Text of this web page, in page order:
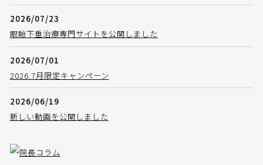
2026/07/23
眼瞼下垂治療専門サイトを公開しました
2026/07/01
2026.7月限定キャンペーン
2026/06/19
新しい動画を公開しました